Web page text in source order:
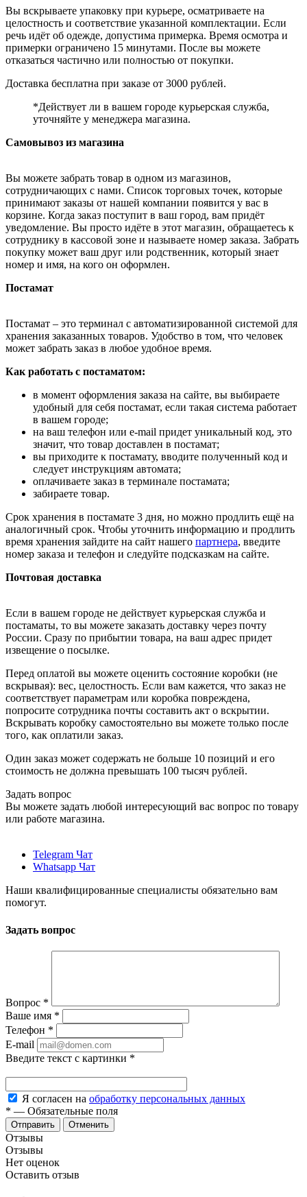
Вы вскрываете упаковку при курьере, осматриваете на
целостность и соответствие указанной комплектации. Если
речь идёт об одежде, допустима примерка. Время осмотра и
примерки ограничено 15 минутами. После вы можете
отказаться частично или полностью от покупки.
Доставка бесплатна при заказе от 3000 рублей.
*Действует ли в вашем городе курьерская служба,
уточняйте у менеджера магазина.
Самовывоз из магазина
Вы можете забрать товар в одном из магазинов,
сотрудничающих с нами. Список торговых точек, которые
принимают заказы от нашей компании появится у вас в
корзине. Когда заказ поступит в ваш город, вам придёт
уведомление. Вы просто идёте в этот магазин, обращаетесь к
сотруднику в кассовой зоне и называете номер заказа. Забрать
покупку может ваш друг или родственник, который знает
номер и имя, на кого он оформлен.
Постамат
Постамат – это терминал с автоматизированной системой для
хранения заказанных товаров. Удобство в том, что человек
может забрать заказ в любое удобное время.
Как работать с постаматом:
в момент оформления заказа на сайте, вы выбираете
удобный для себя постамат, если такая система работает
в вашем городе;
на ваш телефон или e-mail придет уникальный код, это
значит, что товар доставлен в постамат;
вы приходите к постамату, вводите полученный код и
следует инструкциям автомата;
оплачиваете заказ в терминале постамата;
забираете товар.
Срок хранения в постамате 3 дня, но можно продлить ещё на
аналогичный срок. Чтобы уточнить информацию и продлить
время хранения зайдите на сайт нашего партнера, введите
номер заказа и телефон и следуйте подсказкам на сайте.
Почтовая доставка
Если в вашем городе не действует курьерская служба и
постаматы, то вы можете заказать доставку через почту
России. Сразу по прибытии товара, на ваш адрес придет
извещение о посылке.
Перед оплатой вы можете оценить состояние коробки (не
вскрывая): вес, целостность. Если вам кажется, что заказ не
соответствует параметрам или коробка повреждена,
попросите сотрудника почты составить акт о вскрытии.
Вскрывать коробку самостоятельно вы можете только после
того, как оплатили заказ.
Один заказ может содержать не больше 10 позиций и его
стоимость не должна превышать 100 тысяч рублей.
Задать вопрос
Вы можете задать любой интересующий вас вопрос по товару
или работе магазина.
Telegram Чат
Whatsapp Чат
Наши квалифицированные специалисты обязательно вам
помогут.
Задать вопрос
Вопрос *
Ваше имя *
Телефон *
E-mail
Введите текст с картинки *
Я согласен на обработку персональных данных
* — Обязательные поля
Отменить
Отзывы
Отзывы
Нет оценок
Оставить отзыв